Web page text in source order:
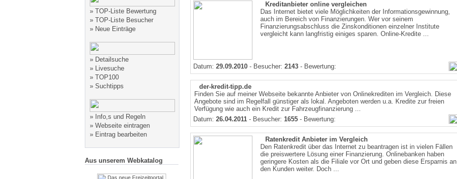
» TOP-Liste Bewertung
» TOP-Liste Besucher
» Neue Einträge
» Detailsuche
» Livesuche
» TOP100
» Suchtipps
»
Info,s und Regeln
» Webseite eintragen
» Eintrag bearbeiten
Aus unserem Webkatalog
Kreditanbieter online vergleichen
Das Internet bietet viele Möglichkeiten der Informationsgewinnung,
auch im Bereich von Finanzierungen. Wer vor seinem
Finanzierungsabschluss die Zinskonditionen einzelner Institute
vergleicht kann langfristig einiges sparen. Online-Kredite ...
Datum: 29.09.2010- Besucher: 2143- Bewertung:
der-kredit-tipp.de
Finden Sie auf meiner Webseite bekannte Anbieter von Onlinekrediten im Vergleich. Diese
Angebote sind im Regelfall günstiger als lokal. Angeboten werden u.a. Kredite zur freien
Verfügung wie auch ein Kredit zur Fahrzeugfinanzierung ...
Datum: 26.04.2011- Besucher: 1655- Bewertung:
Ratenkredit Anbieter im Vergleich
Den Ratenkredit über das Internet zu beantragen ist in vielen Fällen
die preiswertere Lösung einer Finanzierung. Onlinebanken haben
geringere Kosten als die Filiale vor Ort und geben diese Ersparnis an
den Kunden weiter. Doch ...